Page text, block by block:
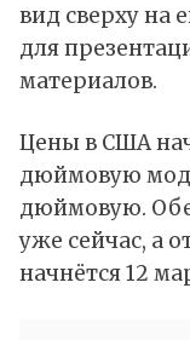
вид сверху на
для
материалов.
Цены в США
дюймовую
дюймовую.
уже сейчас, а
начнётся 12